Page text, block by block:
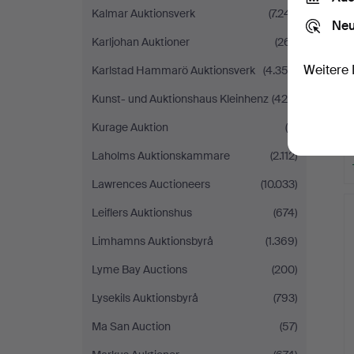
Kalmar Auktionsverk
(7.241)
Karljohan Auktioner
(261)
Karlstad Hammarö Auktionsverk (4.352)
Kunst- und Auktionshaus Kleinhenz (424)
Kurage Auktion
(6)
Laholms Auktionskammare
(2.112)
Lawrences Auctioneers
(10.033)
Leiflers Auktionshus
(674)
Limhamns Auktionsbyrå
(1.369)
Lyme Bay Auctions
(200)
Lysekils Auktionsbyrå
(793)
Ma San Auction
(57)
Weitere